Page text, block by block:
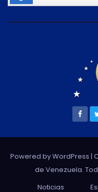
Powered by WordPress |
de Venezuela.
Noticias